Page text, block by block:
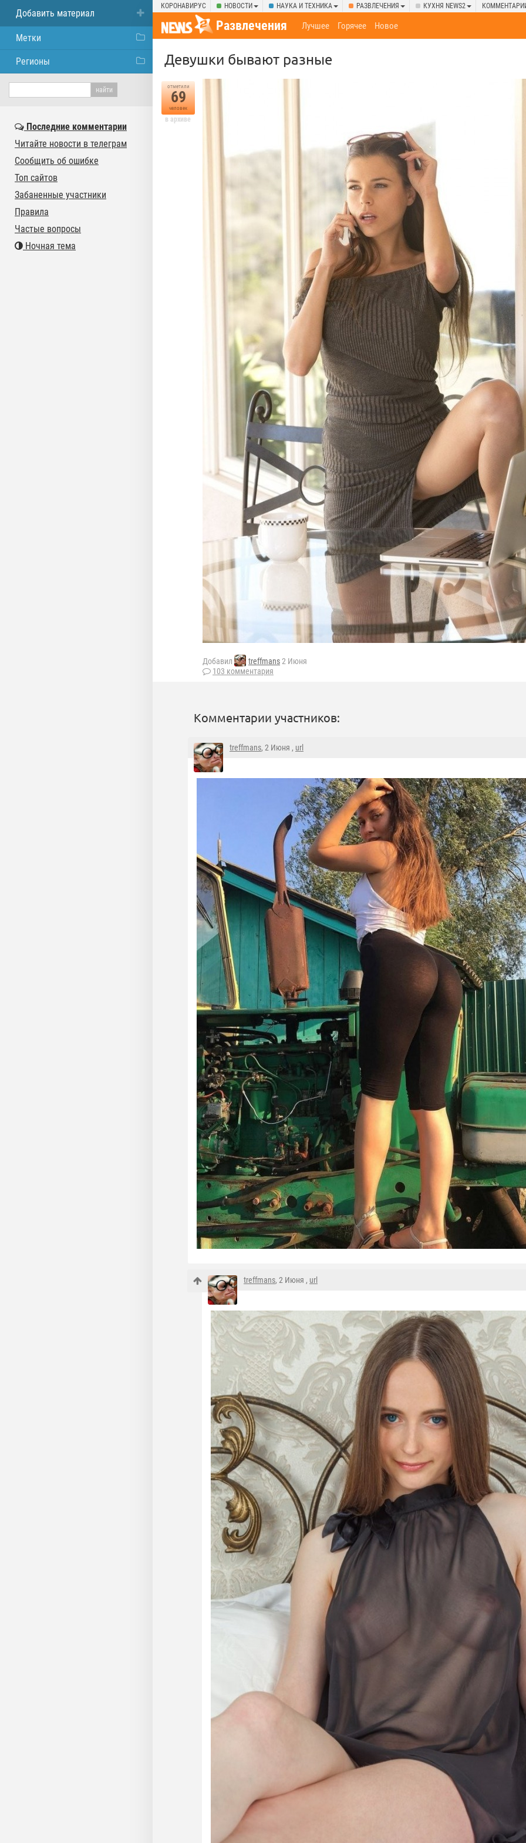
КОРОНАВИРУС НОВОСТИ НАУКА И ТЕХНИКА РАЗВЛЕЧЕНИЯ КУХНЯ NEWS2
Развлечения Лучшее Горячее Новое
Девушки бывают разные
отметили
69
человек
в архиве
Добавил treffmans2 Июня
103 комментария
Комментарии участников:
treffmans, 2 Июня , url
treffmans, 2 Июня , url
Добавить материал
Метки
Регионы
Последние комментарии
Читайте новости в телеграм
Сообщить об ошибке
Топ сайтов
Забаненные участники
Правила
Частые вопросы
Ночная тема